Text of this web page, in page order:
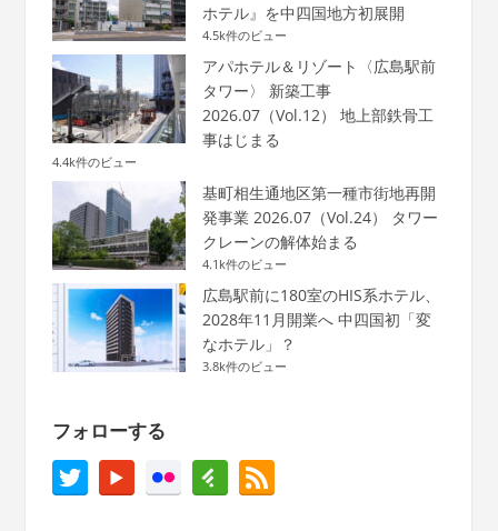
ホテル』を中四国地方初展開
4.5k件のビュー
アパホテル＆リゾート〈広島駅前
タワー〉 新築工事
2026.07（Vol.12） 地上部鉄骨工
事はじまる
4.4k件のビュー
基町相生通地区第一種市街地再開
発事業 2026.07（Vol.24） タワー
クレーンの解体始まる
4.1k件のビュー
広島駅前に180室のHIS系ホテル、
2028年11月開業へ 中四国初「変
なホテル」？
3.8k件のビュー
フォローする